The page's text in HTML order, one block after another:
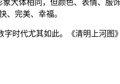
大体相同，但颜色、表情、
、完美、幸福。
时代尤其如此。《清明上河